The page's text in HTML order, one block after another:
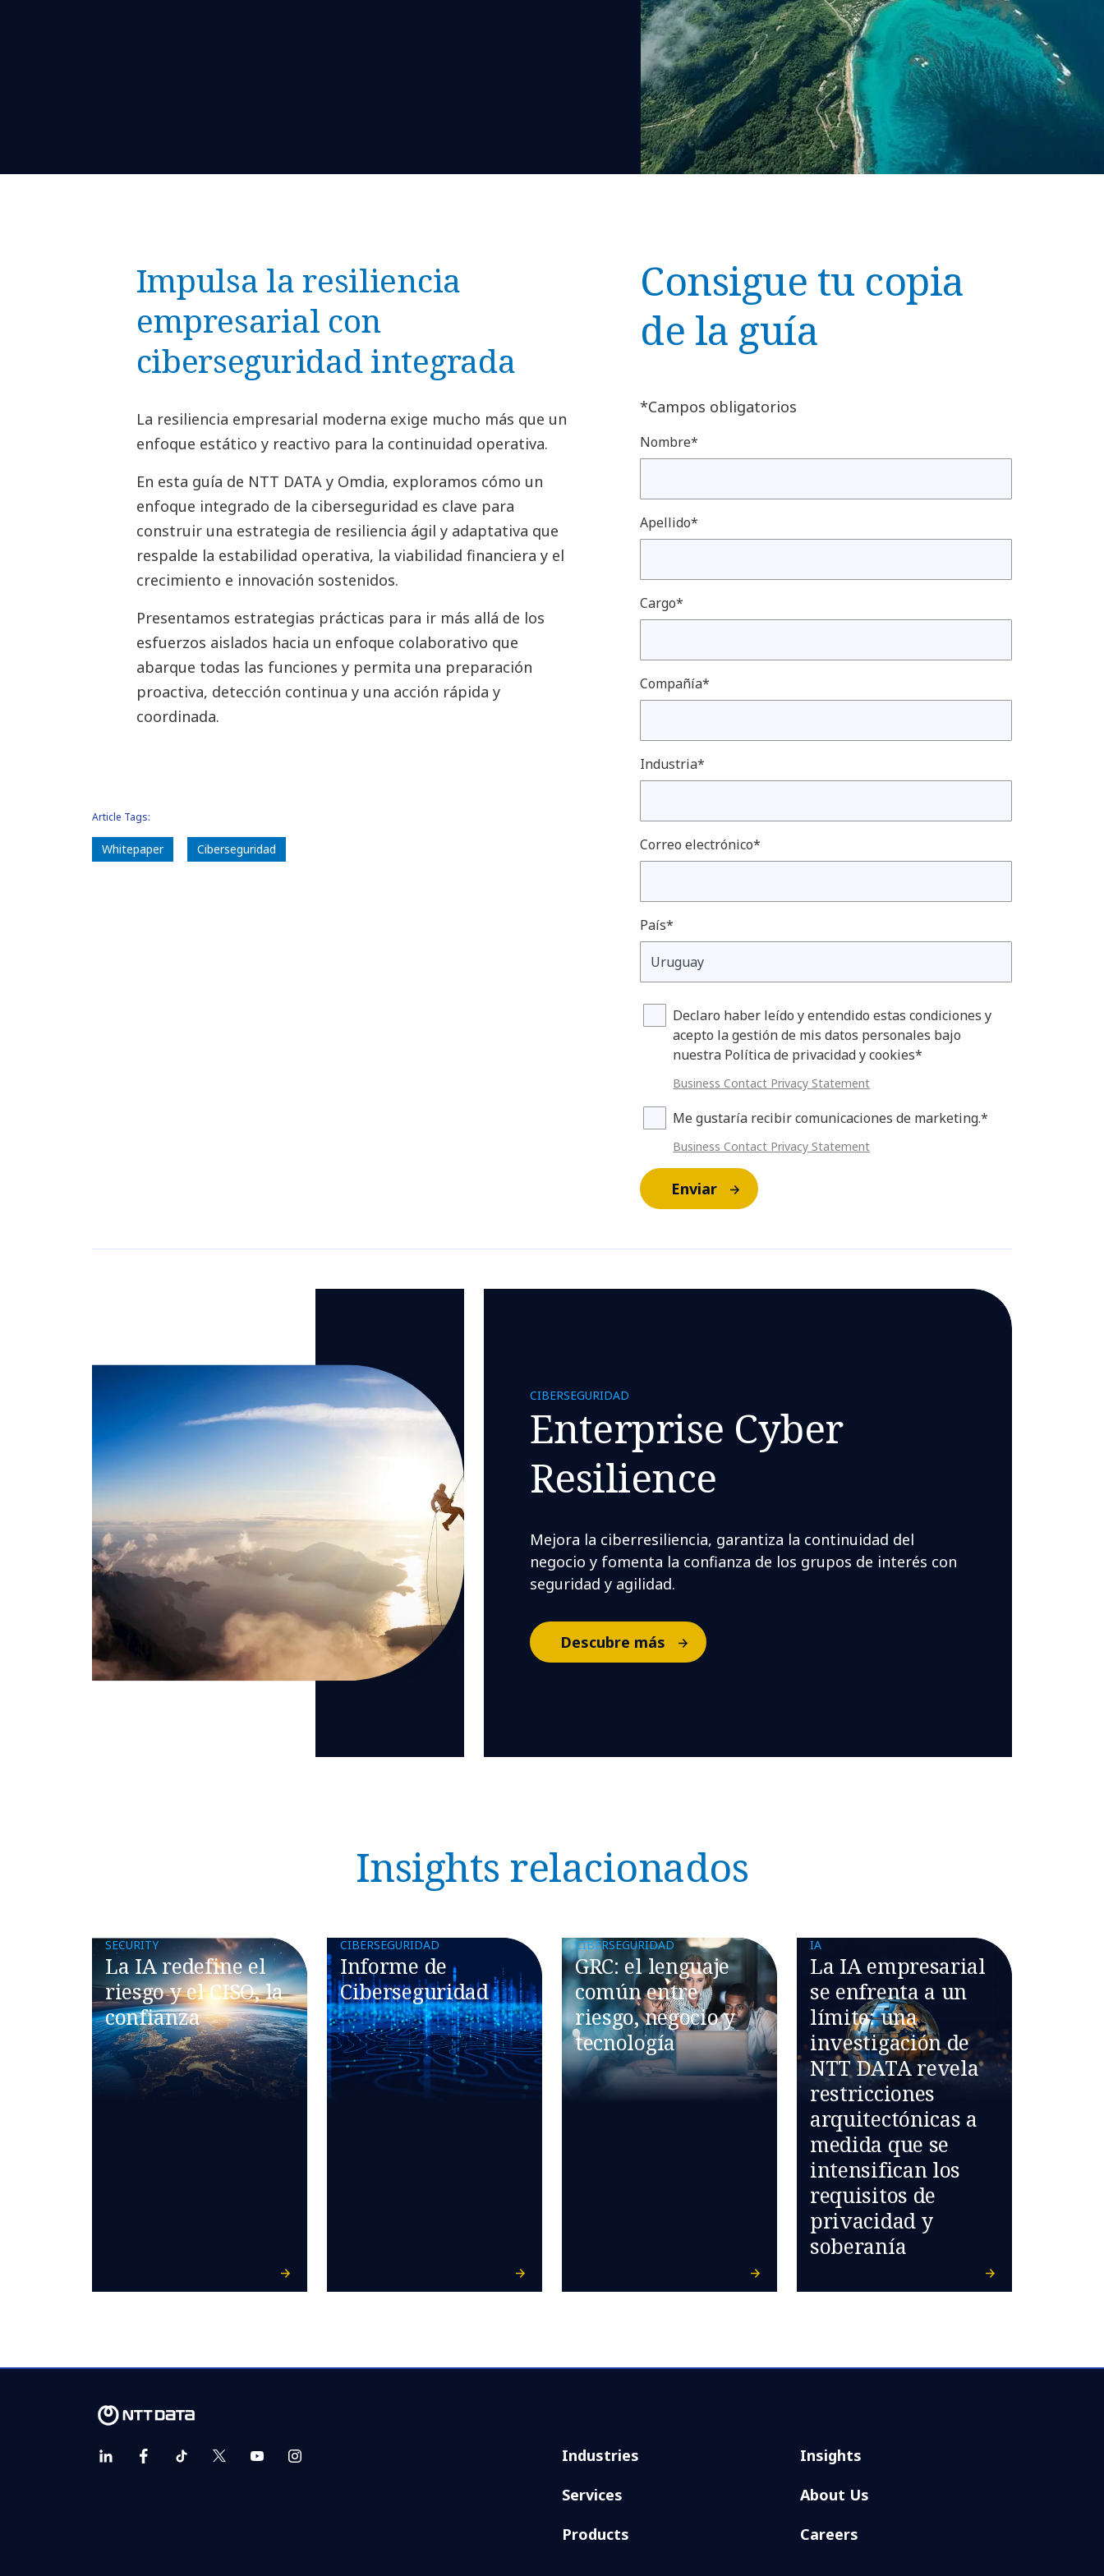
Impulsa la resiliencia
empresarial con
ciberseguridad integrada
La resiliencia empresarial moderna exige mucho más que un
enfoque estático y reactivo para la continuidad operativa.
En esta guía de NTT DATA y Omdia, exploramos cómo un
enfoque integrado de la ciberseguridad es clave para
construir una estrategia de resiliencia ágil y adaptativa que
respalde la estabilidad operativa, la viabilidad financiera y el
crecimiento e innovación sostenidos.
Presentamos estrategias prácticas para ir más allá de los
esfuerzos aislados hacia un enfoque colaborativo que
abarque todas las funciones y permita una preparación
proactiva, detección continua y una acción rápida y
coordinada.
Article Tags:
Whitepaper Ciberseguridad
Consigue tu copia
de la guía
*Campos obligatorios
Nombre*
Apellido*
Cargo*
Compañía*
Industria*
Correo electrónico*
País*
Declaro haber leído y entendido estas condiciones y
acepto la gestión de mis datos personales bajo
nuestra Política de privacidad y cookies*
Business Contact Privacy Statement
Me gustaría recibir comunicaciones de marketing.*
Business Contact Privacy Statement
Enviar
CIBERSEGURIDAD
Enterprise Cyber
Resilience
Mejora la ciberresiliencia, garantiza la continuidad del
negocio y fomenta la confianza de los grupos de interés con
seguridad y agilidad.
Descubre más
Insights relacionados
SECURITY
La IA redefine el
riesgo y el CISO, la
confianza
CIBERSEGURIDAD
Informe de
Ciberseguridad
CIBERSEGURIDAD
GRC: el lenguaje
común entre
riesgo, negocio y
tecnología
IA
La IA empresarial
se enfrenta a un
límite: una
investigación de
NTT DATA revela
restricciones
arquitectónicas a
medida que se
intensifican los
requisitos de
privacidad y
soberanía
Industries
Services
Products
Insights
About Us
Careers